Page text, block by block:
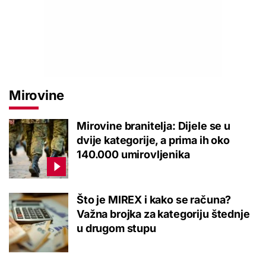
Mirovine
Mirovine branitelja: Dijele se u
dvije kategorije, a prima ih oko
140.000 umirovljenika
Što je MIREX i kako se računa?
Važna brojka za kategoriju štednje
u drugom stupu